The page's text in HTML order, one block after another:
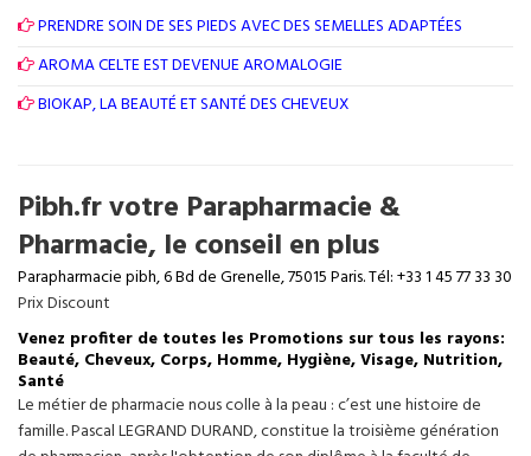
PRENDRE SOIN DE SES PIEDS AVEC DES SEMELLES ADAPTÉES
AROMA CELTE EST DEVENUE AROMALOGIE
BIOKAP, LA BEAUTÉ ET SANTÉ DES CHEVEUX
Pibh.fr votre Parapharmacie &
Pharmacie, le conseil en plus
Parapharmacie pibh, 6 Bd de Grenelle, 75015 Paris. Tél: +33 1 45 77 33 30
Prix Discount
Venez profiter de toutes les Promotions sur tous les rayons:
Beauté, Cheveux, Corps, Homme, Hygiène, Visage, Nutrition,
Santé
Le métier de pharmacie nous colle à la peau : c’est une histoire de
famille. Pascal LEGRAND DURAND, constitue la troisième génération